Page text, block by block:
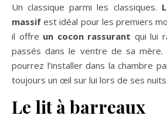
Un classique parmi les classiques.
massif est idéal pour les premiers
il offre un cocon rassurant qui lui
passés dans le ventre de sa
pourrez l’installer dans la chambre
toujours un œil sur lui lors de ses nuits.
Le lit à barreaux